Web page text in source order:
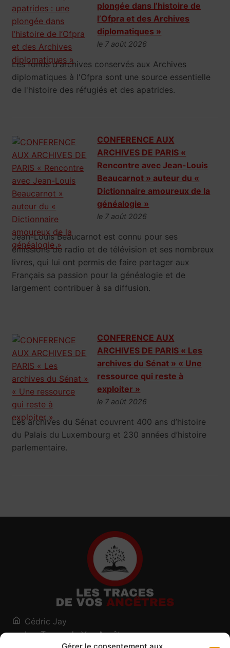
plongée dans l’histoire de
l’Ofpra et des Archives
diplomatiques »
le 7 août 2026
Les fonds d'archives conservés aux Archives
diplomatiques à l'Ofpra sont une source essentielle
de l'histoire des réfugiés et des apatrides.
CONFERENCE AUX
ARCHIVES DE PARIS «
Rencontre avec Jean-Louis
Beaucarnot » auteur du «
Dictionnaire amoureux de la
généalogie »
le 7 août 2026
Jean-Louis Beaucarnot est connu pour ses
émissions de radio et de télévision et ses nombreux
livres, qui lui ont permis de faire partager aux
Français sa passion pour la généalogie et de
largement contribuer à sa diffusion.
CONFERENCE AUX
ARCHIVES DE PARIS « Les
archives du Sénat » « Une
ressource qui reste à
exploiter »
le 7 août 2026
Les archives du Sénat couvrent 400 ans d’histoire
du Palais du Luxembourg et 230 années d’histoire
parlementaire.
Cédric Jay
Les Traces de Vos Ancêtres